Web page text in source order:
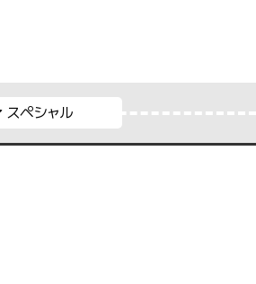
スペシャル